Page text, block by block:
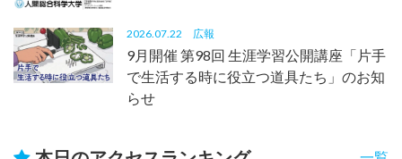
2026.07.22 広報
9月開催 第98回 生涯学習公開講座「片手
で生活する時に役立つ道具たち」のお知
らせ